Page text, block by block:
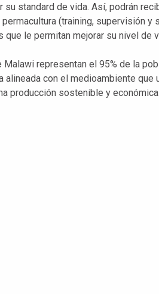
su standard de vida. Así, podrán
(training, supervisión y
que le permitan mejorar su nivel de
representan el 95% de la
alineada con el medioambiente
producción sostenible y económica.